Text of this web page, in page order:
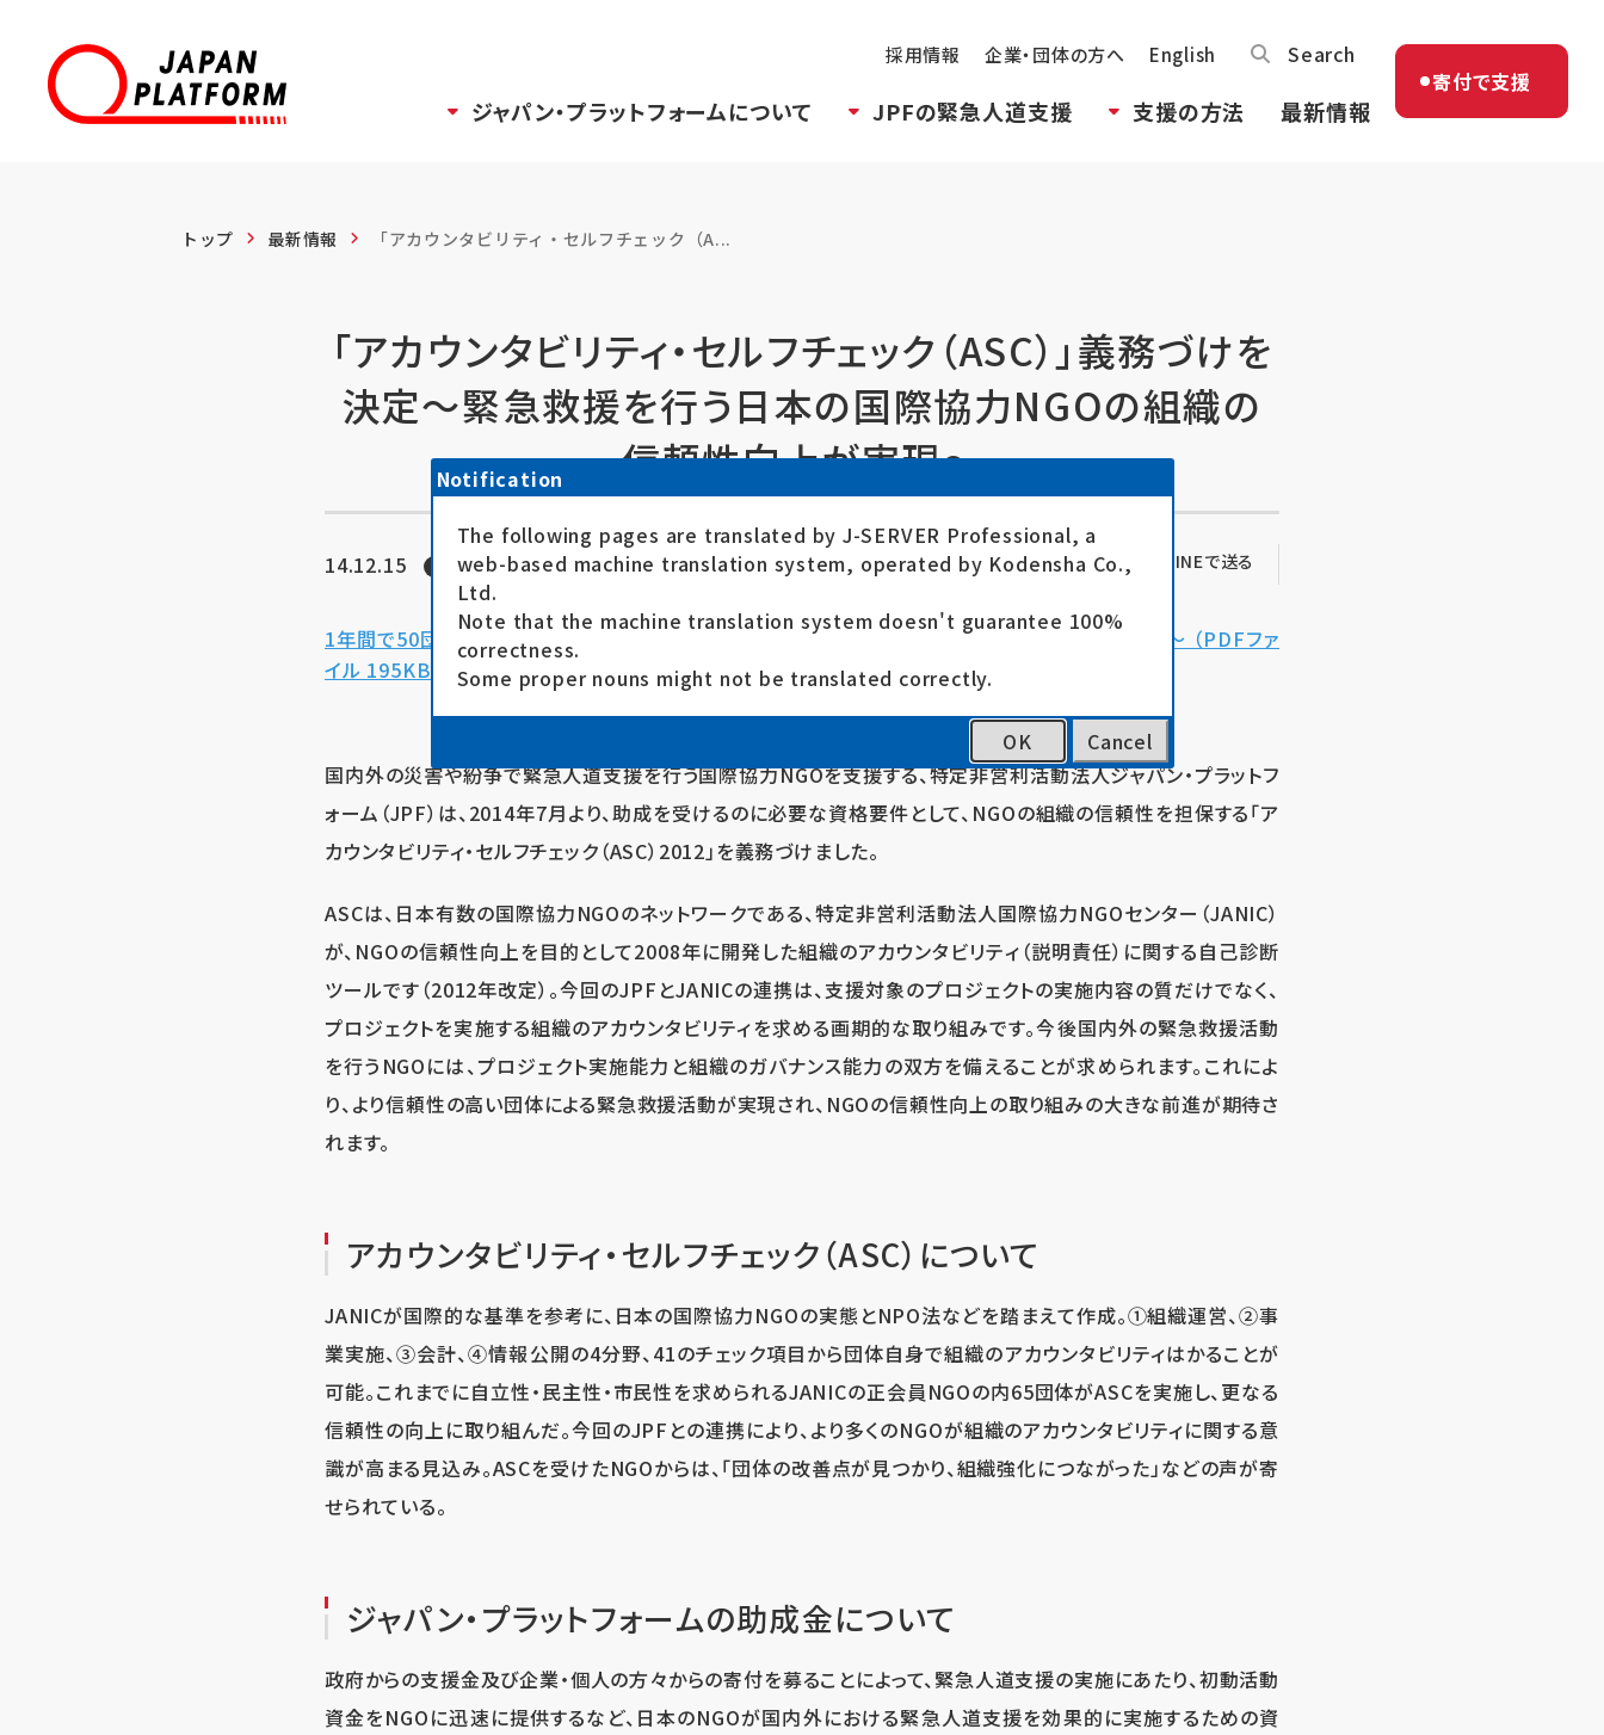
採用情報 企業・団体の方へ English Search
ジャパン・プラットフォームについて JPFの緊急人道支援 支援の方法 最新情報
寄付で支援
トップ 最新情報 「アカウンタビリティ・セルフチェック（A...
「アカウンタビリティ・セルフチェック（ASC）」義務づけを
決定～緊急救援を行う日本の国際協力NGOの組織の
信頼性向上が実現～
14.12.15 プレスリリース シェアする ポストする LINEで送る
1年間で50団体以上を目指す～緊急救援を行う日本の国際協力NGOの組織の信頼性向上が実現～ （PDFファ
イル 195KB）
国内外の災害や紛争で緊急人道支援を行う国際協力NGOを支援する、特定非営利活動法人ジャパン・プラットフ
ォーム（JPF）は、2014年7月より、助成を受けるのに必要な資格要件として、NGOの組織の信頼性を担保する「ア
カウンタビリティ・セルフチェック（ASC）2012」を義務づけました。
ASCは、日本有数の国際協力NGOのネットワークである、特定非営利活動法人国際協力NGOセンター（JANIC）
が、NGOの信頼性向上を目的として2008年に開発した組織のアカウンタビリティ（説明責任）に関する自己診断
ツールです（2012年改定）。今回のJPFとJANICの連携は、支援対象のプロジェクトの実施内容の質だけでなく、
プロジェクトを実施する組織のアカウンタビリティを求める画期的な取り組みです。今後国内外の緊急救援活動
を行うNGOには、プロジェクト実施能力と組織のガバナンス能力の双方を備えることが求められます。これによ
り、より信頼性の高い団体による緊急救援活動が実現され、NGOの信頼性向上の取り組みの大きな前進が期待さ
れます。
アカウンタビリティ・セルフチェック（ASC）について
JANICが国際的な基準を参考に、日本の国際協力NGOの実態とNPO法などを踏まえて作成。①組織運営、②事
業実施、③会計、④情報公開の4分野、41のチェック項目から団体自身で組織のアカウンタビリティはかることが
可能。これまでに自立性・民主性・市民性を求められるJANICの正会員NGOの内65団体がASCを実施し、更なる
信頼性の向上に取り組んだ。今回のJPFとの連携により、より多くのNGOが組織のアカウンタビリティに関する意
識が高まる見込み。ASCを受けたNGOからは、「団体の改善点が見つかり、組織強化につながった」などの声が寄
せられている。
ジャパン・プラットフォームの助成金について
政府からの支援金及び企業・個人の方々からの寄付を募ることによって、緊急人道支援の実施にあたり、初動活動
資金をNGOに迅速に提供するなど、日本のNGOが国内外における緊急人道支援を効果的に実施するための資
Notification
The following pages are translated by J-SERVER Professional, a
web-based machine translation system, operated by Kodensha Co.,
Ltd.
Note that the machine translation system doesn't guarantee 100%
correctness.
Some proper nouns might not be translated correctly.
OK Cancel